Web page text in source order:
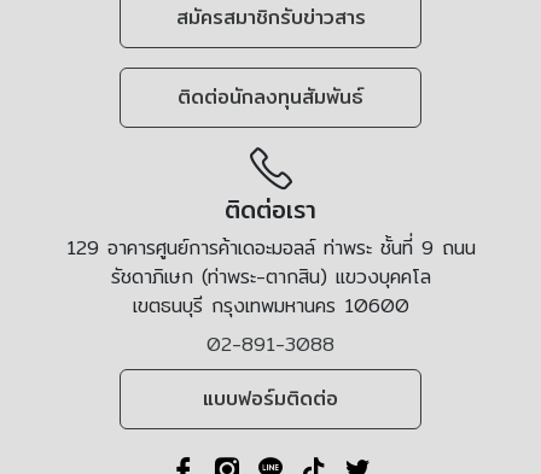
สมัครสมาชิกรับข่าวสาร
ติดต่อนักลงทุนสัมพันธ์
ติดต่อเรา
129 อาคารศูนย์การค้าเดอะมอลล์ ท่าพระ ชั้นที่ 9 ถนน
รัชดาภิเษก (ท่าพระ-ตากสิน) แขวงบุคคโล
เขตธนบุรี กรุงเทพมหานคร 10600
02-891-3088
แบบฟอร์มติดต่อ